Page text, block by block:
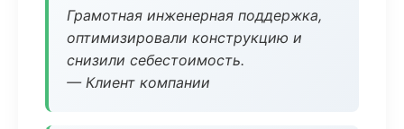
Грамотная инженерная поддержка,
оптимизировали конструкцию и
снизили себестоимость.
— Клиент компании